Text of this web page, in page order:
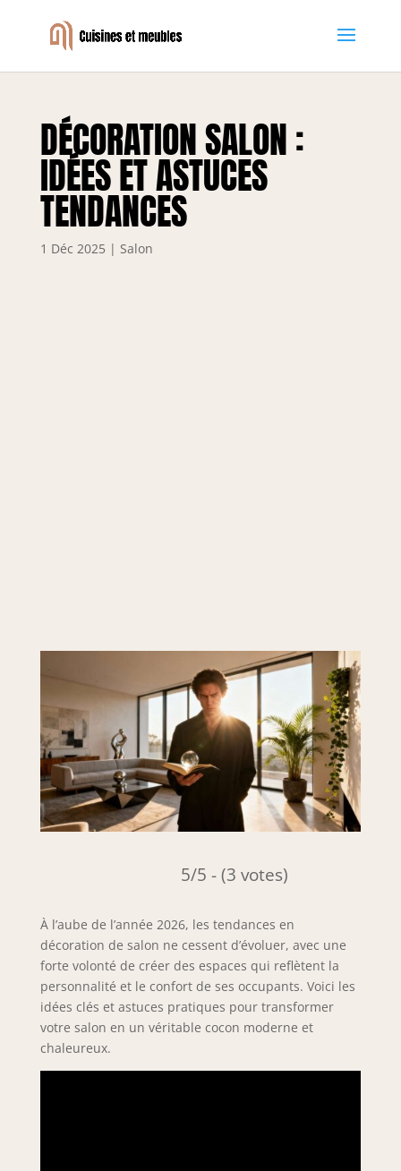
DÉCORATION SALON :
IDÉES ET ASTUCES
TENDANCES
1 Déc 2025 | Salon
5/5 - (3 votes)
À l’aube de l’année 2026, les tendances en
décoration de salon ne cessent d’évoluer, avec une
forte volonté de créer des espaces qui reflètent la
personnalité et le confort de ses occupants. Voici les
idées clés et astuces pratiques pour transformer
votre salon en un véritable cocon moderne et
chaleureux.